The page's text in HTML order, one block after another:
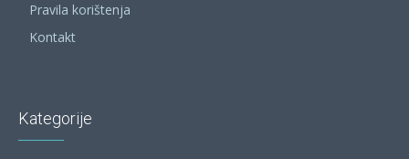
Pravila korištenja
Kontakt
Kategorije